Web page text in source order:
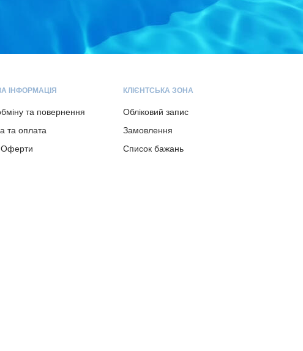
ІНФОРМАЦІЯ
та повернення
та оплата
Оферти
КЛІЄНТСЬКА ЗОНА
Обліковий запис
Замовлення
Список бажань